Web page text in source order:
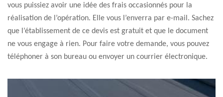
vous puissiez avoir une idée des frais occasionnés pour la
réalisation de l’opération. Elle vous l’enverra par e-mail. Sachez
que l’établissement de ce devis est gratuit et que le document
ne vous engage à rien. Pour faire votre demande, vous pouvez
téléphoner à son bureau ou envoyer un courrier électronique.